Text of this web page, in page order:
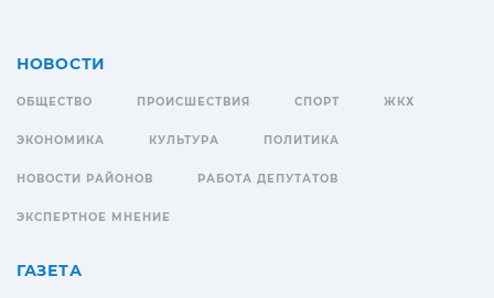
НОВОСТИ
ОБЩЕСТВО ПРОИСШЕСТВИЯ СПОРТ ЖКХ
ЭКОНОМИКА КУЛЬТУРА ПОЛИТИКА
НОВОСТИ РАЙОНОВ РАБОТА ДЕПУТАТОВ
ЭКСПЕРТНОЕ МНЕНИЕ
ГАЗЕТА